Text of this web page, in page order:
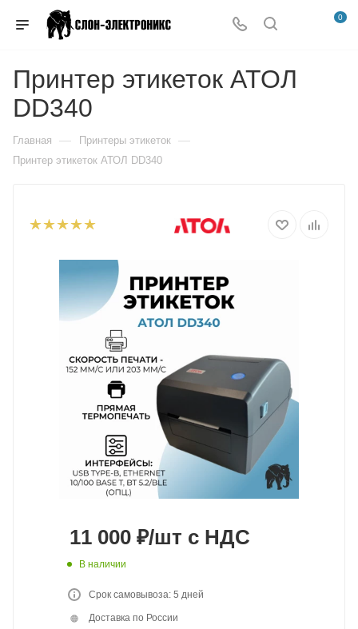
0
Принтер этикеток АТОЛ
DD340
Главная — Принтеры этикеток —
Принтер этикеток АТОЛ DD340
11 000 ₽/шт с НДС
В наличии
Срок самовывоза: 5 дней
Доставка по России